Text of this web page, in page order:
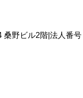
桑野ビル2階 法人番号